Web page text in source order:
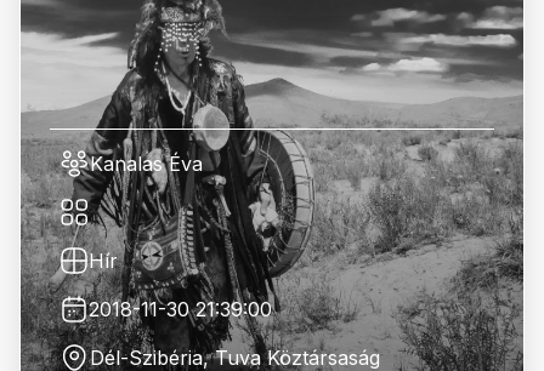
Kanalas Éva
Hír
2018-11-30 21:39:00
Dél-Szibéria, Tuva Köztársaság